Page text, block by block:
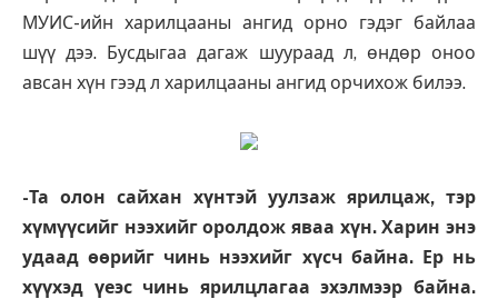
МУИС-ийн харилцааны ангид орно гэдэг байлаа
шүү дээ. Бусдыгаа дагаж шуураад л, өндөр оноо
авсан хүн гээд л харилцааны ангид орчихож билээ.
-Та олон сайхан хүнтэй уулзаж ярилцаж, тэр
хүмүүсийг нээхийг оролдож яваа хүн. Харин энэ
удаад өөрийг чинь нээхийг хүсч байна. Ер нь
хүүхэд үеэс чинь ярилцлагаа эхэлмээр байна.